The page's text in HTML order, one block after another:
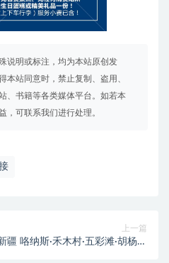
说明或标注，均为本站原创发
本站同意时，禁止复制、盗用、
、书籍等各类媒体平台。如若本
，可联系我们进行处理。
上一篇
咯纳斯·禾木村·五彩滩·胡杨林